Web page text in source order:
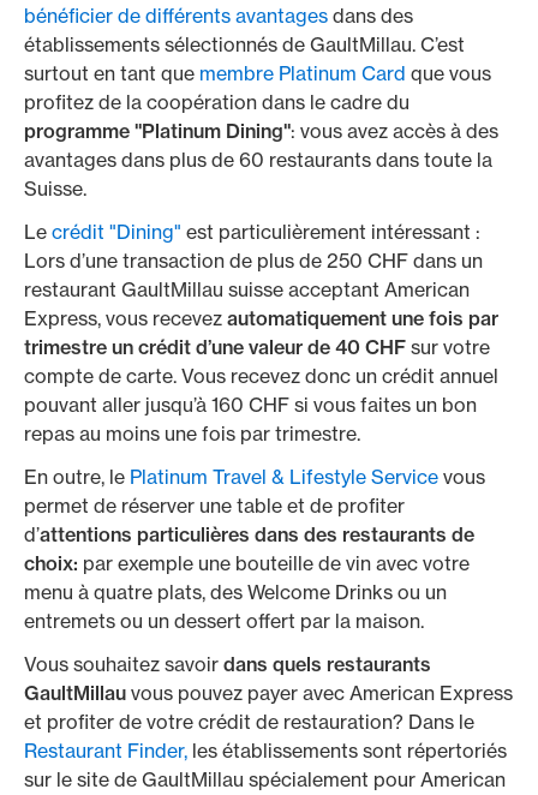
bénéficier de différents avantages dans des
établissements sélectionnés de GaultMillau. C’est
surtout en tant que membre Platinum Card que vous
profitez de la coopération dans le cadre du
programme "Platinum Dining": vous avez accès à des
avantages dans plus de 60 restaurants dans toute la
Suisse.
Le crédit "Dining" est particulièrement intéressant :
Lors d’une transaction de plus de 250 CHF dans un
restaurant GaultMillau suisse acceptant American
Express, vous recevez automatiquement une fois par
trimestre un crédit d’une valeur de 40 CHF sur votre
compte de carte. Vous recevez donc un crédit annuel
pouvant aller jusqu’à 160 CHF si vous faites un bon
repas au moins une fois par trimestre.
En outre, le Platinum Travel & Lifestyle Service vous
permet de réserver une table et de profiter
d’attentions particulières dans des restaurants de
choix: par exemple une bouteille de vin avec votre
menu à quatre plats, des Welcome Drinks ou un
entremets ou un dessert offert par la maison.
Vous souhaitez savoir dans quels restaurants
GaultMillau vous pouvez payer avec American Express
et profiter de votre crédit de restauration? Dans le
Restaurant Finder, les établissements sont répertoriés
sur le site de GaultMillau spécialement pour American